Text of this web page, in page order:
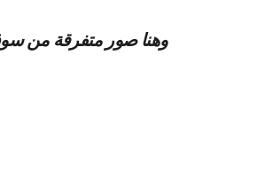
وهنا صور متفرقة من